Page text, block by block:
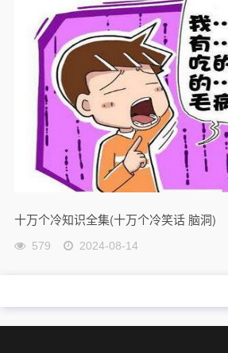
十万个冷知识全集(十万个冷笑话 脑洞)
579 2024-08-14